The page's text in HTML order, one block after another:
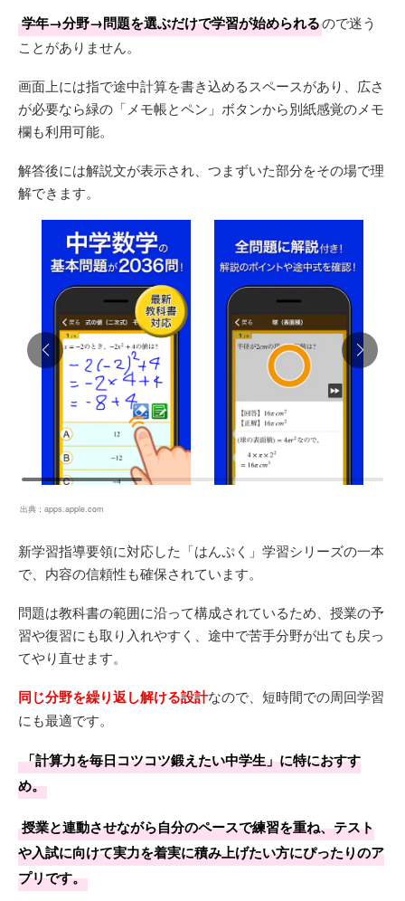
学年→分野→問題を選ぶだけで学習が始められるので迷う
ことがありません。
画面上には指で途中計算を書き込めるスペースがあり、広さ
が必要なら緑の「メモ帳とペン」ボタンから別紙感覚のメモ
欄も利用可能。
解答後には解説文が表示され、つまずいた部分をその場で理
解できます。
出典： apps.apple.com
新学習指導要領に対応した「はんぷく」学習シリーズの一本
で、内容の信頼性も確保されています。
問題は教科書の範囲に沿って構成されているため、授業の予
習や復習にも取り入れやすく、途中で苦手分野が出ても戻っ
てやり直せます。
同じ分野を繰り返し解ける設計なので、短時間での周回学習
にも最適です。
「計算力を毎日コツコツ鍛えたい中学生」に特におすす
め。
授業と連動させながら自分のペースで練習を重ね、テスト
や入試に向けて実力を着実に積み上げたい方にぴったりのア
プリです。